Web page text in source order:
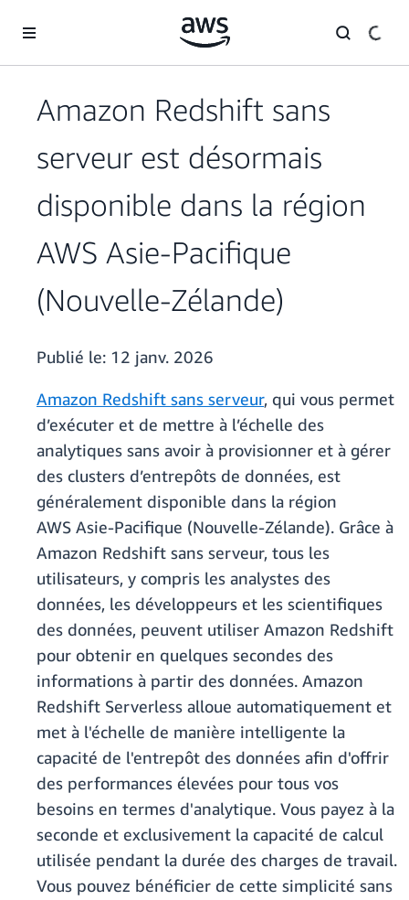
Amazon Redshift sans
serveur est désormais
disponible dans la région
AWS Asie-Pacifique
(Nouvelle-Zélande)
Publié le: 12 janv. 2026
Amazon Redshift sans serveur, qui vous permet
d’exécuter et de mettre à l’échelle des
analytiques sans avoir à provisionner et à gérer
des clusters d’entrepôts de données, est
généralement disponible dans la région
AWS Asie-Pacifique (Nouvelle-Zélande). Grâce à
Amazon Redshift sans serveur, tous les
utilisateurs, y compris les analystes des
données, les développeurs et les scientifiques
des données, peuvent utiliser Amazon Redshift
pour obtenir en quelques secondes des
informations à partir des données. Amazon
Redshift Serverless alloue automatiquement et
met à l'échelle de manière intelligente la
capacité de l'entrepôt des données afin d'offrir
des performances élevées pour tous vos
besoins en termes d'analytique. Vous payez à la
seconde et exclusivement la capacité de calcul
utilisée pendant la durée des charges de travail.
Vous pouvez bénéficier de cette simplicité sans